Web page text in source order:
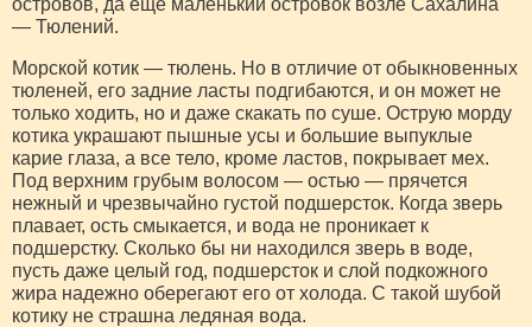
— Тюлений.
Морской котик — тюлень. Но в отличие от обыкновенных
тю­леней, его задние ласты под­гибаются, и он может не
только ходить, но и даже скакать по суше. Острую морду
котика украшают пышные усы и боль­шие выпуклые
карие глаза, а все тело, кроме ластов, покры­вает мех.
Под верхним грубым волосом — остью — прячется
нежный и чрезвычайно густой подшерсток. Когда зверь
пла­вает, ость смыкается, и вода не проникает к
подшерстку. Сколько бы ни находился зверь в воде,
пусть даже целый год, подшерсток и слой подкожного
жира надежно оберегают его от холода. С такой шубой
котику не страшна ледяная вода.